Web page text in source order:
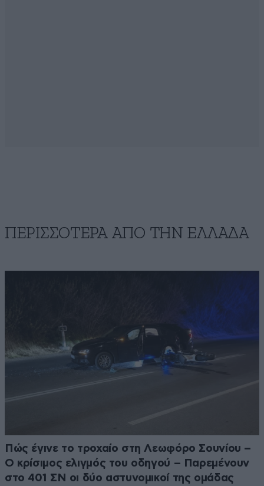
ΠΕΡΙΣΣΟΤΕΡΑ ΑΠΟ ΤΗΝ ΕΛΛΑΔΑ
Πώς έγινε το τροχαίο στη Λεωφόρο Σουνίου –
Ο κρίσιμος ελιγμός του οδηγού – Παρεμένουν
στο 401 ΣΝ οι δύο αστυνομικοί της ομάδας